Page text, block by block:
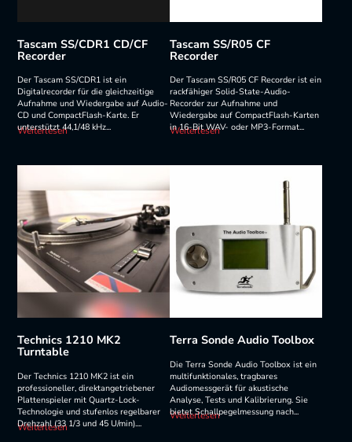
Tascam SS/CDR1 CD/CF
Recorder
Der Tascam SS/CDR1 ist ein
Digitalrecorder für die gleichzeitige
Aufnahme und Wiedergabe auf Audio-
CD und CompactFlash-Karte. Er
unterstützt 44,1/48 kHz...
Weiterlesen
Tascam SS/R05 CF
Recorder
Der Tascam SS/R05 CF Recorder ist ein
rackfähiger Solid-State-Audio-
Recorder zur Aufnahme und
Wiedergabe auf CompactFlash-Karten
in 16-Bit WAV- oder MP3-Format...
Weiterlesen
Technics 1210 MK2
Turntable
Der Technics 1210 MK2 ist ein
professioneller, direktangetriebener
Plattenspieler mit Quartz-Lock-
Technologie und stufenlos regelbarer
Drehzahl (33 1/3 und 45 U/min)....
Weiterlesen
Terra Sonde Audio Toolbox
Die Terra Sonde Audio Toolbox ist ein
multifunktionales, tragbares
Audiomessgerät für akustische
Analyse, Tests und Kalibrierung. Sie
bietet Schallpegelmessung nach...
Weiterlesen